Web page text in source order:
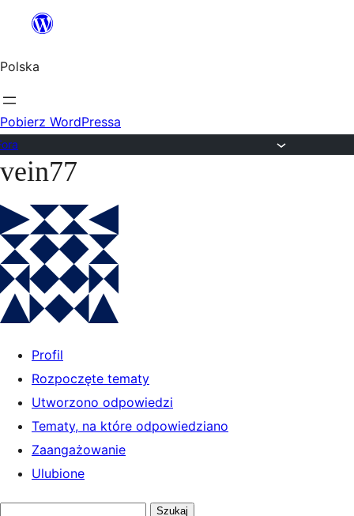
Przejdź
treści
Polska
Pobierz WordPressa
Przejdź
treści
vein77
Profil
Rozpoczęte tematy
Utworzono odpowiedzi
Tematy, na które odpowiedziano
Zaangażowanie
Ulubione